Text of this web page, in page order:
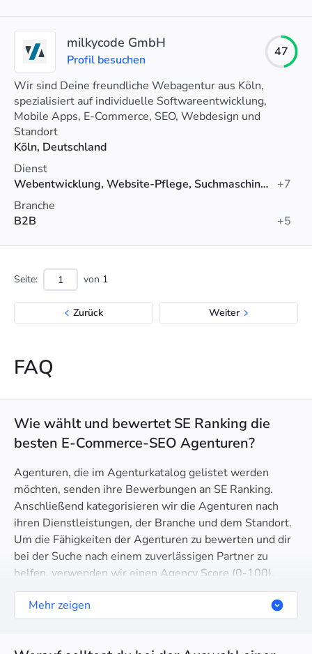
milkycode GmbH
Profil besuchen
47
Wir sind Deine freundliche Webagentur aus Köln,
spezialisiert auf individuelle Softwareentwicklung,
Mobile Apps, E-Commerce, SEO, Webdesign und
Webhosting.
Standort
Köln, Deutschland
Dienst
Webentwicklung, Website-Pflege, Suchmaschinenoptimierung (SEO)
+7
Branche
B2B
+5
Zurück Weiter
Seite: von 1
FAQ
Wie wählt und bewertet SE Ranking die
besten E-Commerce-SEO Agenturen?
Agenturen, die im Agenturkatalog gelistet werden
möchten, senden ihre Bewerbungen an SE Ranking.
Anschließend kategorisieren wir die Agenturen nach
ihren Dienstleistungen, der Branche und dem Standort.
Um die Fähigkeiten der Agenturen zu bewerten und dir
bei der Suche nach einem zuverlässigen Partner zu
helfen, verwenden wir einen Agency Score (0-100).
Dieser Score analysiert den Website-Traffic, das
Vertrauen in die Domain, die SEO Gesundheit, die
Google-Partner-Zertifizierung und mehr.
Mehr zeigen